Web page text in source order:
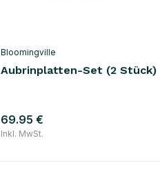
Bloomingville
Aubrinplatten-Set (2 Stück)
69.95 €
Inkl. MwSt.